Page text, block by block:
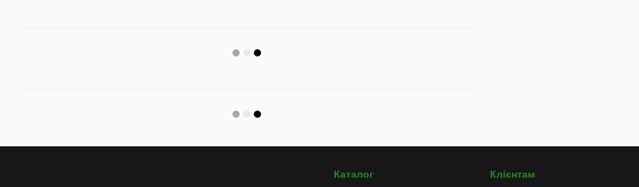
Каталог Клієнтам